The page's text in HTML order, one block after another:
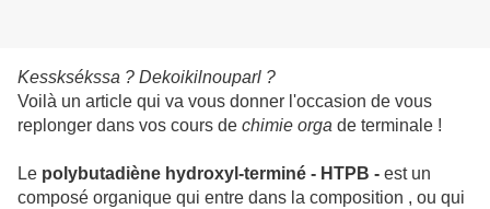
Kessksékssa ? Dekoikilnouparl ?
Voilà un article qui va vous donner l'occasion de vous
replonger dans vos cours de chimie orga de terminale !
Le polybutadiène hydroxyl-terminé - HTPB - est un
composé organique qui entre dans la composition , ou qui